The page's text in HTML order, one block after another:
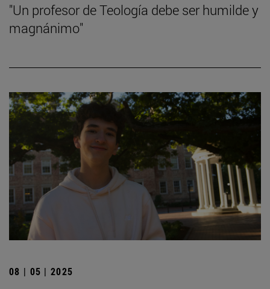
"Un profesor de Teología debe ser humilde y
magnánimo"
08 | 05 | 2025